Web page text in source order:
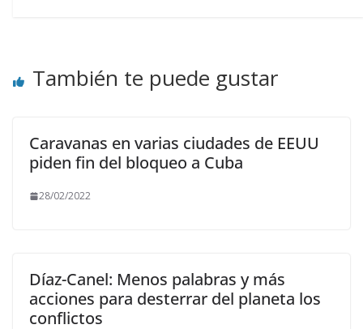
También te puede gustar
Caravanas en varias ciudades de EEUU
piden fin del bloqueo a Cuba
28/02/2022
Díaz-Canel: Menos palabras y más
acciones para desterrar del planeta los
conflictos